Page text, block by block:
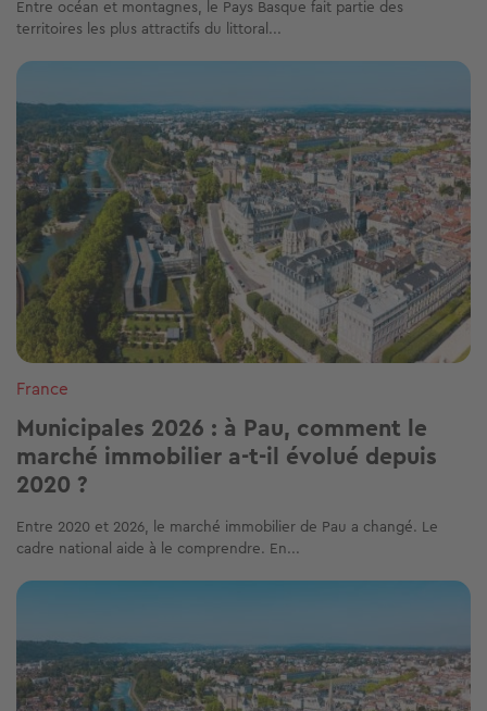
Entre océan et montagnes, le Pays Basque fait partie des
territoires les plus attractifs du littoral...
Image
France
Municipales 2026 : à Pau, comment le
marché immobilier a-t-il évolué depuis
2020 ?
Entre 2020 et 2026, le marché immobilier de Pau a changé. Le
cadre national aide à le comprendre. En...
Image